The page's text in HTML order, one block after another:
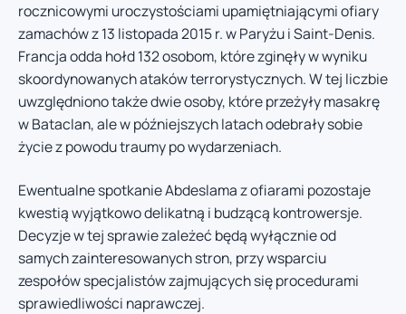
rocznicowymi uroczystościami upamiętniającymi ofiary
zamachów z 13 listopada 2015 r. w Paryżu i Saint-Denis.
Francja odda hołd 132 osobom, które zginęły w wyniku
skoordynowanych ataków terrorystycznych. W tej liczbie
uwzględniono także dwie osoby, które przeżyły masakrę
w Bataclan, ale w późniejszych latach odebrały sobie
życie z powodu traumy po wydarzeniach.
Ewentualne spotkanie Abdeslama z ofiarami pozostaje
kwestią wyjątkowo delikatną i budzącą kontrowersje.
Decyzje w tej sprawie zależeć będą wyłącznie od
samych zainteresowanych stron, przy wsparciu
zespołów specjalistów zajmujących się procedurami
sprawiedliwości naprawczej.